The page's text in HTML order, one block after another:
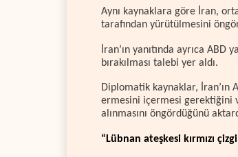
Aynı kaynaklara göre İran,
tarafından yürütülmesini
İran’ın yanıtında ayrıca ABD
bırakılması talebi yer aldı.
Diplomatik kaynaklar, İran’ın
ermesini içermesi gerektiğini
alınmasını öngördüğünü
“Lübnan ateşkesi kırmızı